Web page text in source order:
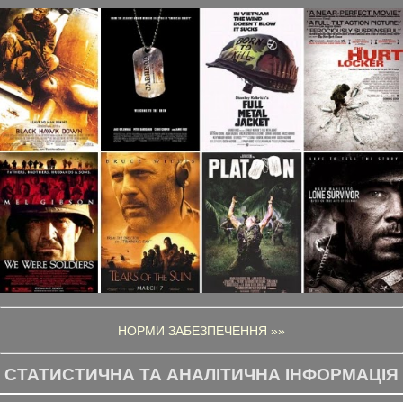
НОРМИ ЗАБЕЗПЕЧЕННЯ »»
СТАТИСТИЧНА ТА АНАЛІТИЧНА ІНФОРМАЦІЯ